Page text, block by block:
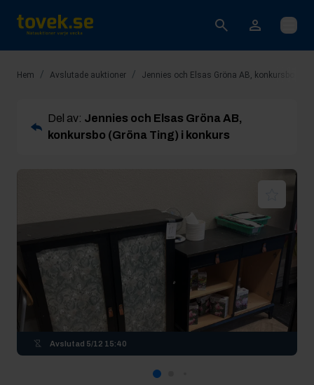
Öppna
Hem / Avslutade auktioner / Jennies och Elsas Gröna AB, konkursbo
Del av: Jennies och Elsas Gröna AB,
konkursbo (Gröna Ting) i konkurs
Avslutad 5/12 15:40